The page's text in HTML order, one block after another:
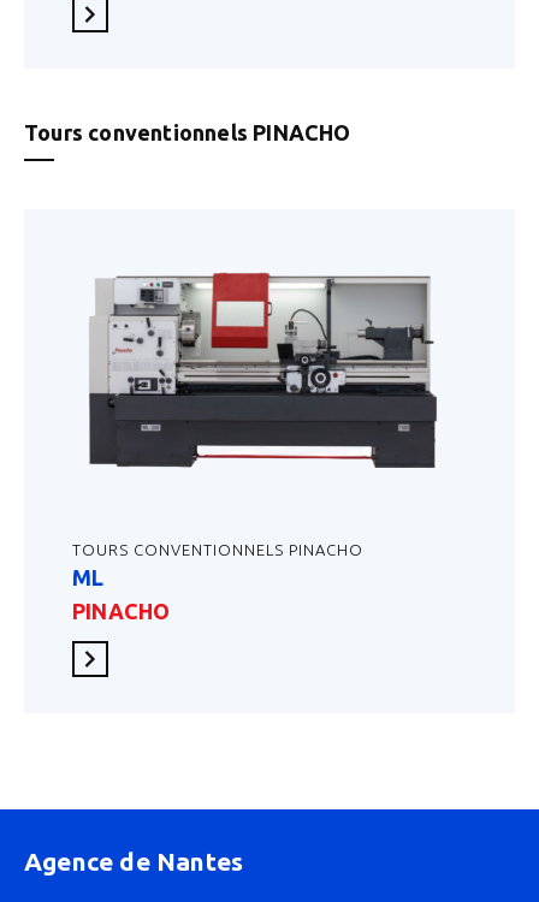
En savoir plus
Tours conventionnels PINACHO
TOURS CONVENTIONNELS PINACHO
ML
PINACHO
En savoir plus
Agence de Nantes